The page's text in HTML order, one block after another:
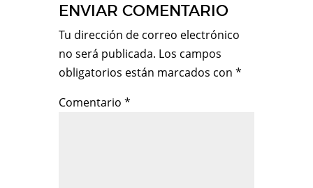
ENVIAR COMENTARIO
Tu dirección de correo electrónico
no será publicada. Los campos
obligatorios están marcados con *
Comentario *